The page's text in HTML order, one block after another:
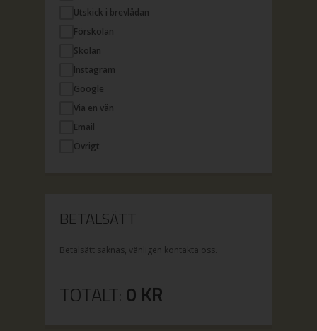
Utskick i brevlådan
Förskolan
Skolan
Instagram
Google
Via en vän
Email
Övrigt
BETALSÄTT
Betalsätt saknas, vänligen kontakta oss.
TOTALT: 0 KR